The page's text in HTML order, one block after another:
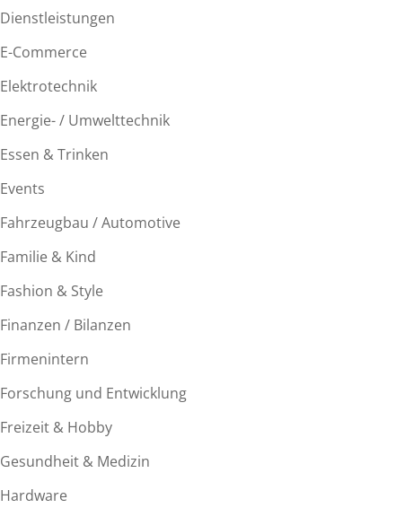
Dienstleistungen
E-Commerce
Elektrotechnik
Energie- / Umwelttechnik
Essen & Trinken
Events
Fahrzeugbau / Automotive
Familie & Kind
Fashion & Style
Finanzen / Bilanzen
Firmenintern
Forschung und Entwicklung
Freizeit & Hobby
Gesundheit & Medizin
Hardware